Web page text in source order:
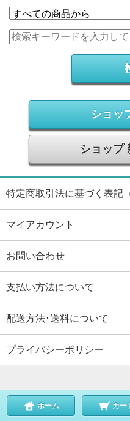
ショッ
ショップ
特定商取引法に基づく表記
マイアカウント
お問い合わせ
支払い方法について
配送方法･送料について
プライバシーポリシー
ホーム カー